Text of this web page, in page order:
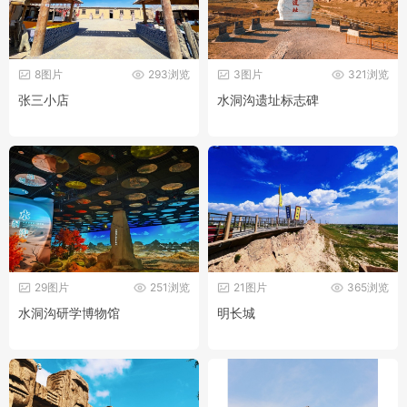
293浏览
8图片
张三小店
321浏览
3图片
水洞沟遗址标志碑
251浏览
29图片
水洞沟研学博物馆
365浏览
21图片
明长城